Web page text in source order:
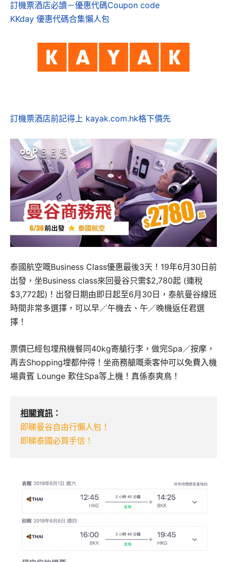
訂機票酒店必讀－優惠代碼Coupon code
KKday 優惠代碼合集懶人包
訂機票酒店前記得上 kayak.com.hk格下價先
泰國航空嘅Business Class優惠最後3天！19年6月30日前
出發，坐Business class來回曼谷只需$2,780起 (連稅
$3,772起)！出發日期由即日起至6月30日，泰航曼谷線班
時間非常多選擇，可以早／午機去、午／晚機返任君選
擇！
票價已經包埋飛機餐同40kg寄艙行李，做完Spa／按摩，
再去Shopping埋都仲得！坐商務艙嘅乘客仲可以免費入機
場貴賓 Lounge 歎住Spa等上機！真係泰爽鳥！
相關資訊 ：
即睇曼谷自由行懶人包！
即睇泰國必買手信！